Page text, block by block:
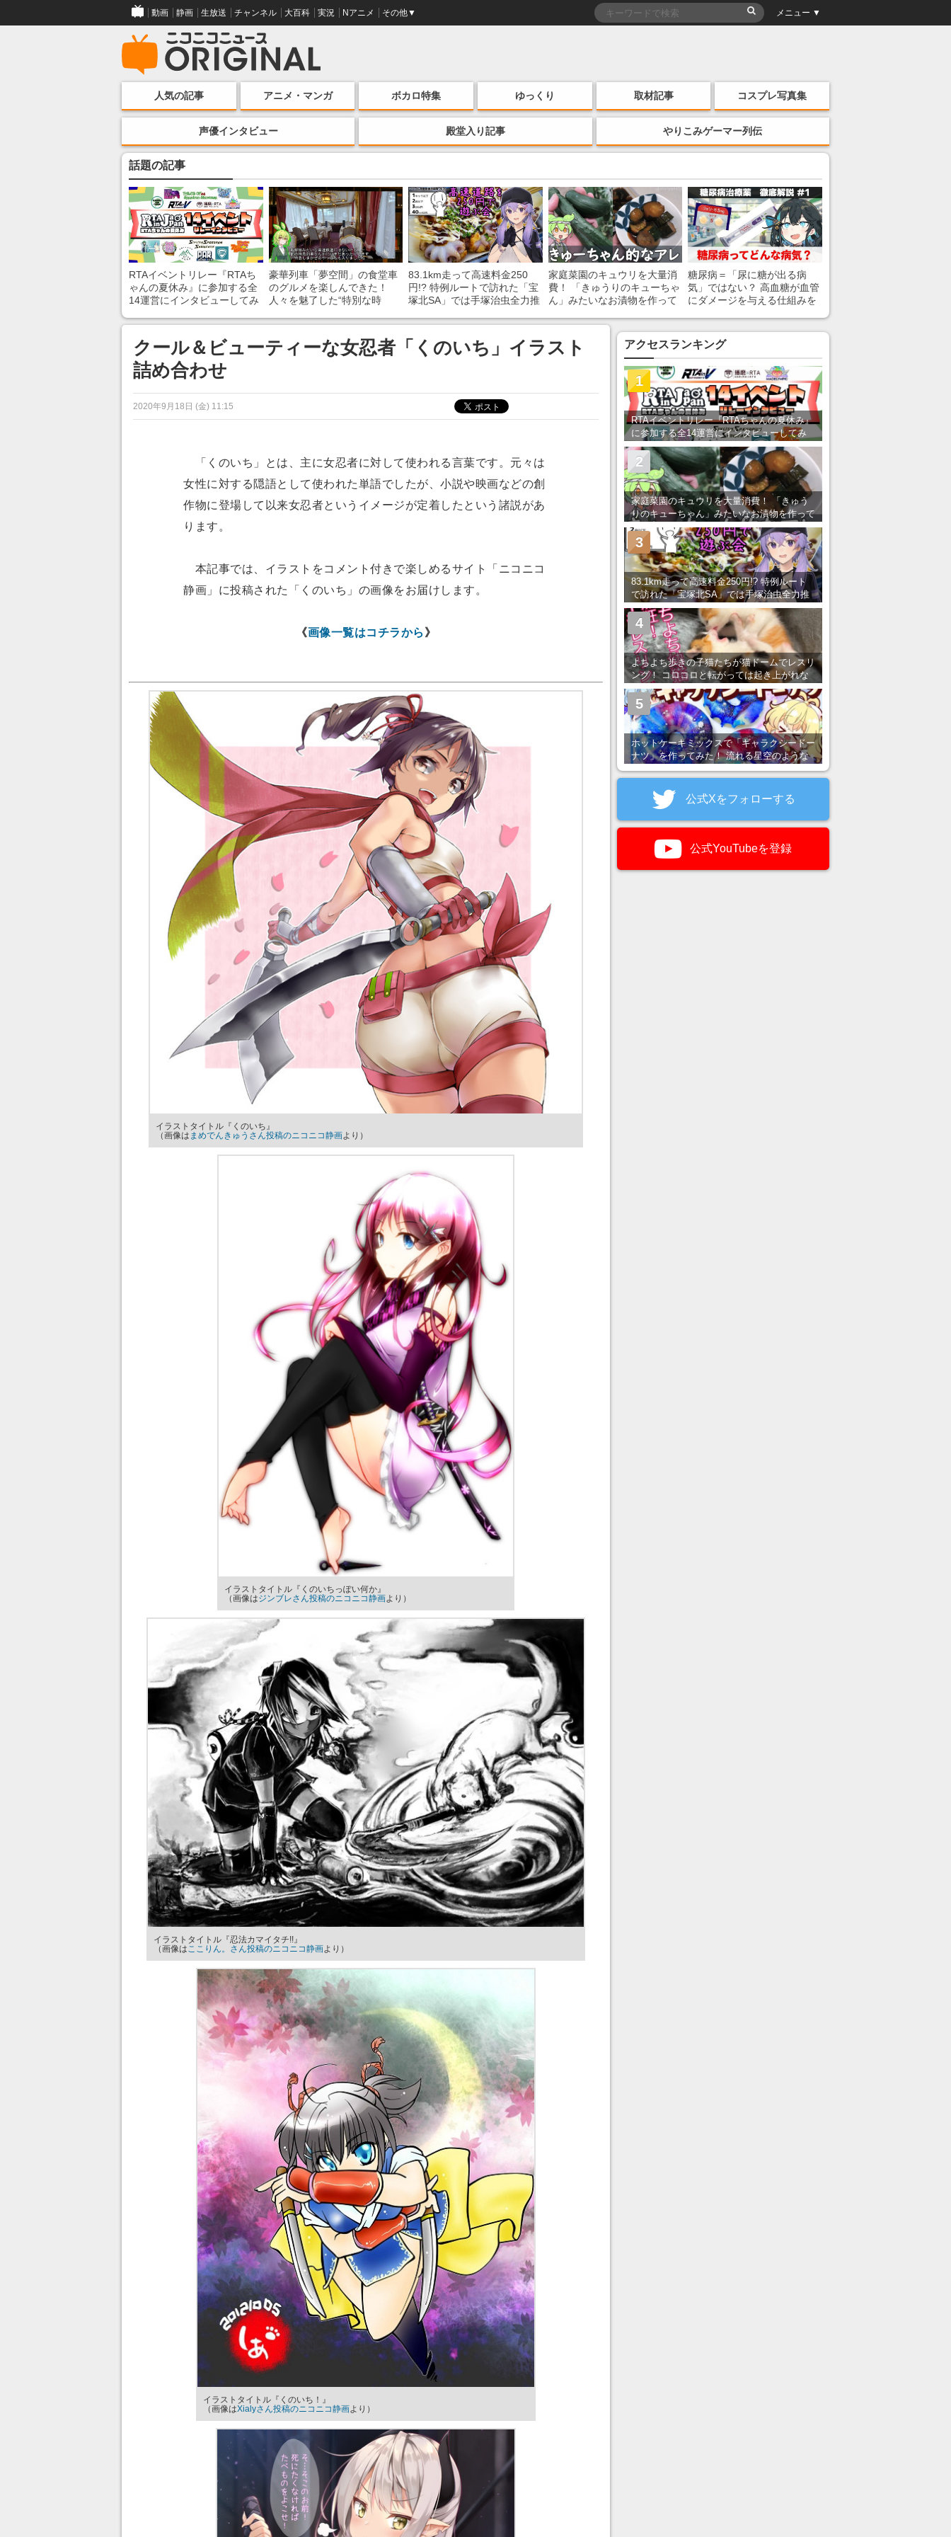
動画 静画 生放送 チャンネル 大百科 実況 Nアニメ その他▼ メニュー ▼
人気の記事 アニメ・マンガ ボカロ特集 ゆっくり 取材記事 コスプレ写真集
声優インタビュー 殿堂入り記事 やりこみゲーマー列伝
話題の記事
RTAイベントリレー『RTAち
ゃんの夏休み』に参加する全
14運営にインタビューしてみ
ンネルの貸し出しを利用し8/9
から1週間にわたって開催
豪華列車「夢空間」の食堂車
のグルメを楽しんできた！
人々を魅了した“特別な時
あ」「行ってみたい」の声
83.1km走って高速料金250
円!? 特例ルートで訪れた「宝
塚北SA」では手塚治虫全力推
家庭菜園のキュウリを大量消
費！ 「きゅうりのキューちゃ
ん」みたいなお漬物を作って
糖尿病＝「尿に糖が出る病
気」ではない？ 高血糖が血管
にダメージを与える仕組みを
クール＆ビューティーな女忍者「くのいち」イラスト
詰め合わせ
2020年9月18日 (金) 11:15
「くのいち」とは、主に女忍者に対して使われる言葉です。元々は
女性に対する隠語として使われた単語でしたが、小説や映画などの創
作物に登場して以来女忍者というイメージが定着したという諸説があ
ります。
本記事では、イラストをコメント付きで楽しめるサイト「ニコニコ
静画」に投稿された「くのいち」の画像をお届けします。
《画像一覧はコチラから 》
イラストタイトル『くのいち』
（画像は まめでんきゅうさん投稿のニコニコ静画より）
イラストタイトル『くのいちっぽい何か』
（画像はジンブレさん投稿のニコニコ静画より）
イラストタイトル『忍法カマイタチ!!』
（画像はここりん。さん投稿のニコニコ静画より）
イラストタイトル『くのいち！』
（画像はXialyさん投稿のニコニコ静画より）
アクセスランキング
RTAイベントリレー『RTAちゃんの夏休み』
に参加する全14運営にインタビューしてみ
た！ 「RTA in Japan」のチャンネルの貸し
出しを利用し8/9から1週間にわたって開催
1
家庭菜園のキュウリを大量消費！ 「きゅう
りのキューちゃん」みたいなお漬物を作って
みた
2
83.1km走って高速料金250円!? 特例ルート
で訪れた「宝塚北SA」では手塚治虫全力推
し＆関西グルメが楽しめる！
3
よちよち歩きの子猫たちが猫ドームでレスリ
ング！ コロコロと転がっては起き上がれな
い姿が可愛すぎる
4
ホットケーキミックスで「ギャラクシードー
ナツ」を作ってみた！ 流れる星空のような
5
公式Xをフォローする
公式YouTubeを登録